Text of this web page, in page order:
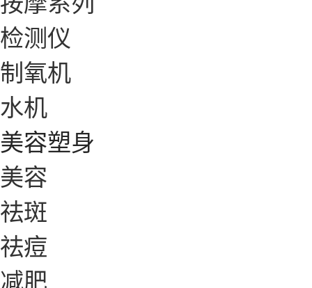
检测仪
制氧机
水机
美容塑身
美容
祛斑
祛痘
减肥